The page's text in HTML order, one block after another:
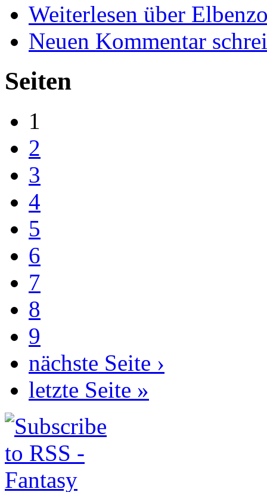
Weiterlesen über
Neuen Kommentar
Seiten
1
2
3
4
5
6
7
8
9
nächste Seite ›
letzte Seite »